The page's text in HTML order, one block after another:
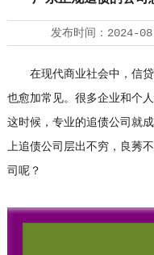
发布时间： 2024-
在现代商业社会中，信贷
也愈加常见。很多企业和个
这时候，专业的追债公司就
上追债公司层出不穷，良莠
司呢？